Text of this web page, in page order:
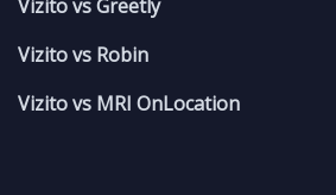
Vizito vs Greetly
Vizito vs Robin
Vizito vs MRI OnLocation